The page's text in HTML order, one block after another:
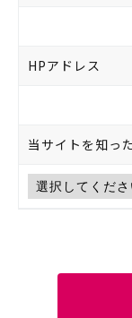
HPアドレス
当サイトを知っ